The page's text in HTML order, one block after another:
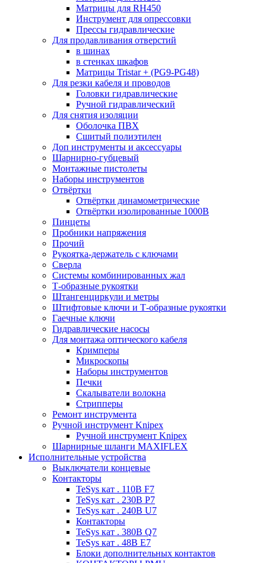
Матрицы для RH450
Инструмент для опрессовки
Прессы гидравлические
Для продавливания отверстий
в шинах
в стенках шкафов
Матрицы Tristar + (PG9-PG48)
Для резки кабеля и проводов
Головки гидравлические
Ручной гидравлический
Для снятия изоляции
Оболочка ПВХ
Сшитый полиэтилен
Доп инструменты и аксессуары
Шарнирно-губцевый
Монтажные пистолеты
Наборы инструментов
Отвёртки
Отвёртки динамометрические
Отвёртки изолированные 1000В
Пинцеты
Пробники напряжения
Прочий
Рукоятка-держатель с ключами
Сверла
Системы комбинированных жал
Т-образные рукоятки
Штангенциркули и метры
Штифтовые ключи и Т-образные рукоятки
Гаечные ключи
Гидравлические насосы
Для монтажа оптического кабеля
Кримперы
Микроскопы
Наборы инструментов
Печки
Скалыватели волокна
Стрипперы
Ремонт инструмента
Ручной инструмент Knipex
Ручной инструмент Knipex
Шарнирные шланги MAXIFLEX
Исполнительные устройства
Выключатели концевые
Контакторы
TeSys кат . 110В F7
TeSys кат . 230В P7
TeSys кат . 240В U7
Контакторы
TeSys кат . 380В Q7
TeSys кат . 48В E7
Блоки дополнительных контактов